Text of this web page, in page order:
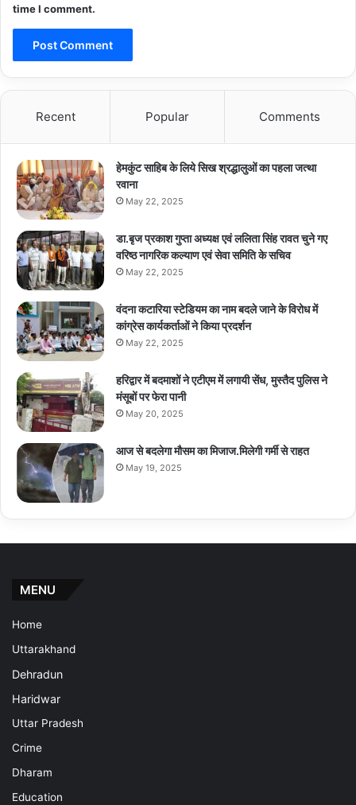
time I comment.
Recent Popular Comments
हेमकुंट साहिब के लिये सिख श्रद्धालुओं का पहला जत्था
रवाना
May 22, 2025
डा.बृज प्रकाश गुप्ता अध्यक्ष एवं ललिता सिंह रावत चुने गए
वरिष्ठ नागरिक कल्याण एवं सेवा समिति के सचिव
May 22, 2025
वंदना कटारिया स्टेडियम का नाम बदले जाने के विरोध में
कांग्रेस कार्यकर्ताओं ने किया प्रदर्शन
May 22, 2025
हरिद्वार में बदमाशों ने एटीएम में लगायी सेंध, मुस्तैद पुलिस ने
मंसूबों पर फेरा पानी
May 20, 2025
आज से बदलेगा मौसम का मिजाज.मिलेगी गर्मी से राहत
May 19, 2025
MENU
Home
Uttarakhand
Dehradun
Haridwar
Uttar Pradesh
Crime
Dharam
Education